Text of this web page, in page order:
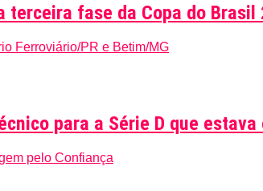
terceira fase da Copa do Brasil
Ferroviário/PR e Betim/MG
para a Série D que estava
pelo Confiança